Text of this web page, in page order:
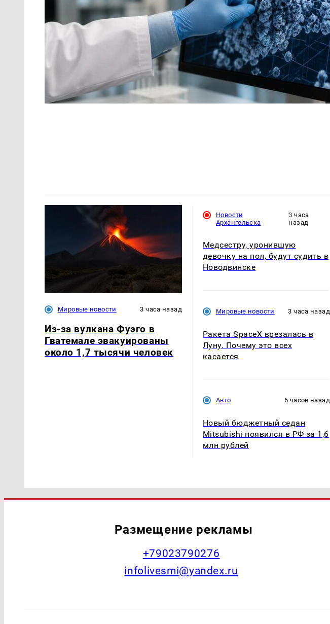
Мировые новости 3 часа назад
Из-за вулкана Фуэго в
Гватемале эвакуированы
около 1,7 тысячи человек
Новости
Архангельска
3 часа
назад
Медсестру, уронившую
девочку на пол, будут судить в
Новодвинске
Мировые новости 3 часа назад
Ракета SpaceX врезалась в
Луну. Почему это всех
касается
Авто 6 часов назад
Новый бюджетный седан
Mitsubishi появился в РФ за 1,6
млн рублей
Размещение рекламы
+79023790276
infolivesmi@yandex.ru